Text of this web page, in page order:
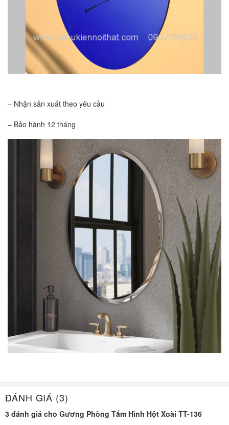
– Nhận sản xuất theo yêu cầu
– Bảo hành 12 tháng
ĐÁNH GIÁ (3)
3 đánh giá cho Gương Phòng Tắm Hình Hột Xoài TT-136